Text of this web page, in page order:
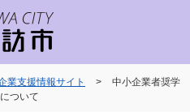
業支援情報サイト >
中小企業者奨学
ついて